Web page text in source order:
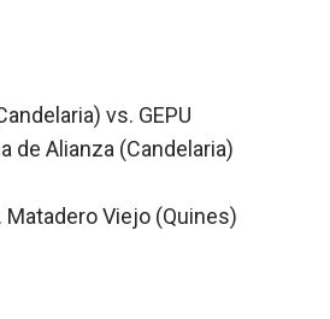
vs. GEPU
de Alianza (Candelaria)
Matadero Viejo (Quines)